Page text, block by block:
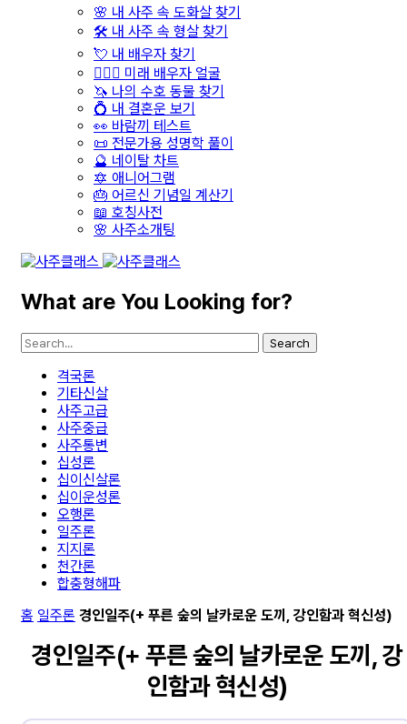
🌸 내 사주 속 도화살 찾기
🛠️ 내 사주 속 형살 찾기
💘 내 배우자 찾기
👩‍❤️‍👨 미래 배우자 얼굴
🦄 나의 수호 동물 찾기
💍 내 결혼운 보기
👀 바람끼 테스트
📜 전문가용 성명학 풀이
🔮 네이탈 차트
🔯 애니어그램
🎂 어르신 기념일 계산기
📖 호칭사전
🌸 사주소개팅
What are You Looking for?
Search
격국론
기타신살
사주고급
사주중급
사주통변
십성론
십이신살론
십이운성론
오행론
일주론
지지론
천간론
합충형해파
홈 일주론 경인일주(+ 푸른 숲의 날카로운 도끼, 강인함과 혁신성)
경인일주(+ 푸른 숲의 날카로운 도끼, 강
인함과 혁신성)